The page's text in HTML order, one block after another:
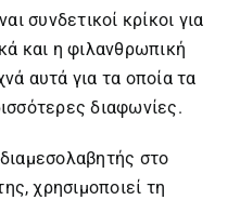
συνδετικοί κρίκοι για
και η φιλανθρωπική
αυτά για τα οποία τα
διαφωνίες.
στο
χρησιμοποιεί τη